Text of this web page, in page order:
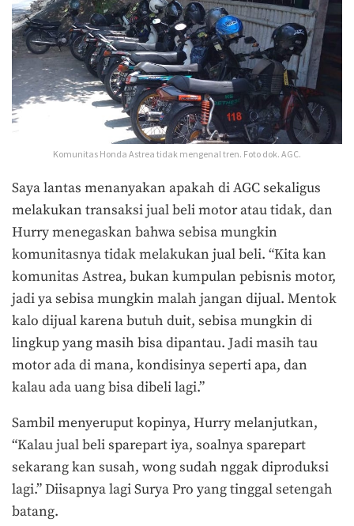
Komunitas Honda Astrea tidak mengenal tren. Foto dok. AGC.
Saya lantas menanyakan apakah di AGC sekaligus
melakukan transaksi jual beli motor atau tidak, dan
Hurry menegaskan bahwa sebisa mungkin
komunitasnya tidak melakukan jual beli. “Kita kan
komunitas Astrea, bukan kumpulan pebisnis motor,
jadi ya sebisa mungkin malah jangan dijual. Mentok
kalo dijual karena butuh duit, sebisa mungkin di
lingkup yang masih bisa dipantau. Jadi masih tau
motor ada di mana, kondisinya seperti apa, dan
kalau ada uang bisa dibeli lagi.”
Sambil menyeruput kopinya, Hurry melanjutkan,
“Kalau jual beli sparepart iya, soalnya sparepart
sekarang kan susah, wong sudah nggak diproduksi
lagi.” Diisapnya lagi Surya Pro yang tinggal setengah
batang.